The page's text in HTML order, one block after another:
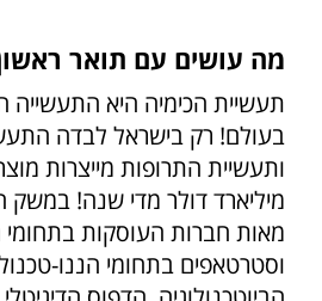
מה עושים עם תואר
תעשיית הכימיה היא התעשייה
בעולם! רק בישראל לבדה
מיליארד דולר מדי שנה! במשק
מאות חברות העוסקות בתחומי
וסטרטאפים בתחומי הננו-